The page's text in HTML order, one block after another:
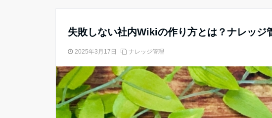
失敗しない社内Wikiの作り方とは？ナレッジ
2025年3月17日 ナレッジ管理